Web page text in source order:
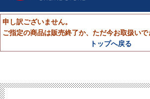
申し訳ございません。
ご指定の商品は販売終了か、ただ今お取扱いで
トップへ戻る